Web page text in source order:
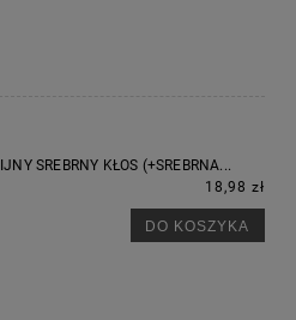
SREBRNY KŁOS (+SREBRNA...
18,98 zł
DO KOSZYKA